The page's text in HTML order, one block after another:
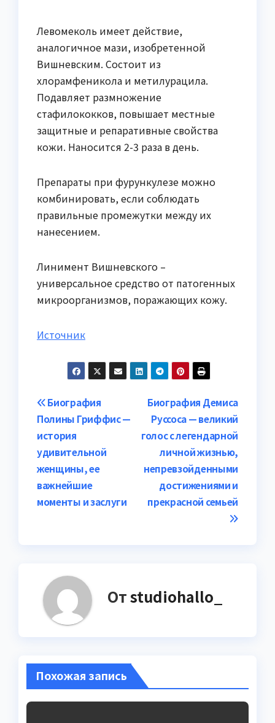
Левомеколь имеет действие,
аналогичное мази, изобретенной
Вишневским. Состоит из
хлорамфеникола и метилурацила.
Подавляет размножение
стафилококков, повышает местные
защитные и репаративные свойства
кожи. Наносится 2-3 раза в день.
Препараты при фурункулезе можно
комбинировать, если соблюдать
правильные промежутки между их
нанесением.
Линимент Вишневского –
универсальное средство от патогенных
микроорганизмов, поражающих кожу.
Источник
Навигация
по
записям
Биография Демиса
Руссоса — великий
голос с легендарной
личной жизнью,
непревзойденными
достижениями и
прекрасной семьей
Биография
Полины Гриффис —
история
удивительной
женщины, ее
важнейшие
моменты и заслуги
Отstudiohallo_
Похожая запись